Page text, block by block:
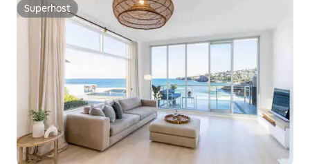
Superhost
Superhost